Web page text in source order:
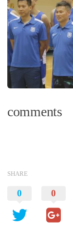
comments
SHARE
0 0